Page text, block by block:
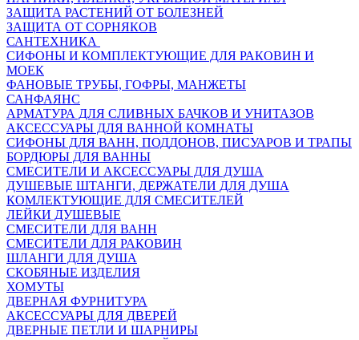
ЗАЩИТА РАСТЕНИЙ ОТ БОЛЕЗНЕЙ
ЗАЩИТА ОТ СОРНЯКОВ
САНТЕХНИКА
СИФОНЫ И КОМПЛЕКТУЮЩИЕ ДЛЯ РАКОВИН И
МОЕК
ФАНОВЫЕ ТРУБЫ, ГОФРЫ, МАНЖЕТЫ
САНФАЯНС
АРМАТУРА ДЛЯ СЛИВНЫХ БАЧКОВ И УНИТАЗОВ
АКСЕССУАРЫ ДЛЯ ВАННОЙ КОМНАТЫ
СИФОНЫ ДЛЯ ВАНН, ПОДДОНОВ, ПИСУАРОВ И ТРАПЫ
БОРДЮРЫ ДЛЯ ВАННЫ
СМЕСИТЕЛИ И АКСЕССУАРЫ ДЛЯ ДУША
ДУШЕВЫЕ ШТАНГИ, ДЕРЖАТЕЛИ ДЛЯ ДУША
КОМЛЕКТУЮЩИЕ ДЛЯ СМЕСИТЕЛЕЙ
ЛЕЙКИ ДУШЕВЫЕ
СМЕСИТЕЛИ ДЛЯ ВАНН
СМЕСИТЕЛИ ДЛЯ РАКОВИН
ШЛАНГИ ДЛЯ ДУША
СКОБЯНЫЕ ИЗДЕЛИЯ
ХОМУТЫ
ДВЕРНАЯ ФУРНИТУРА
АКСЕССУАРЫ ДЛЯ ДВЕРЕЙ
ДВЕРНЫЕ ПЕТЛИ И ШАРНИРЫ